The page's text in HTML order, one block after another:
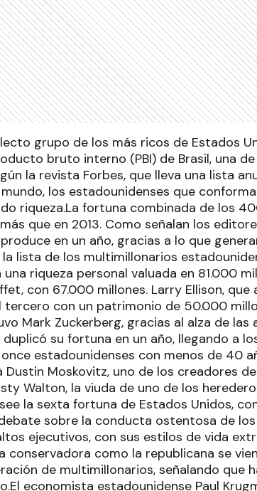
grupo de los más ricos de Estados
bruto interno (PBI) de Brasil, una
la revista Forbes, que lleva una lista
los estadounidenses que
riqueza.La fortuna combinada de los
que en 2013. Como señalan los
en un año, gracias a lo que
lista de los multimillonarios
riqueza personal valuada en 81.000
con 67.000 millones. Larry Ellison, que
tercero con un patrimonio de 50.000
Mark Zuckerberg, gracias al alza de las
su fortuna en un año, llegando a
estadounidenses con menos de 40
Moskovitz, uno de los creadores
Walton, la viuda de uno de los
la sexta fortuna de Estados Unidos,
sobre la conducta ostentosa de
ejecutivos, con sus estilos de vida
conservadora como la republicana se
de multimillonarios, señalando que
economista estadounidense Paul